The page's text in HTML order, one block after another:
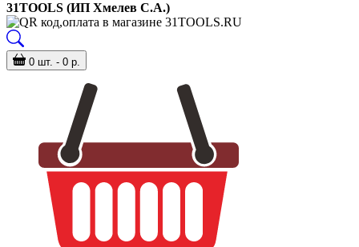
31TOOLS (ИП Хмелев С.А.)
0 шт. - 0 р.